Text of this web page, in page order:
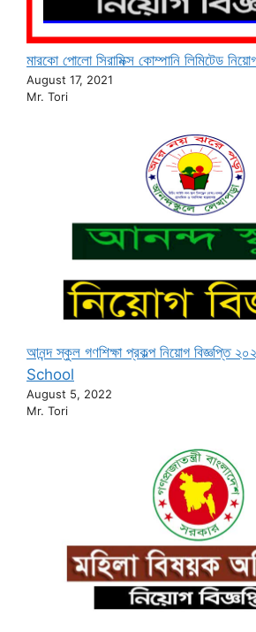
মারকো পোলো সিরামিক্স কোম্পানি লিমিটেড
August 17, 2021
Mr. Tori
আনন্দ স্কুল গণশিক্ষা প্রকল্প নিয়োগ বিজ্ঞপ্তি
School
August 5, 2022
Mr. Tori